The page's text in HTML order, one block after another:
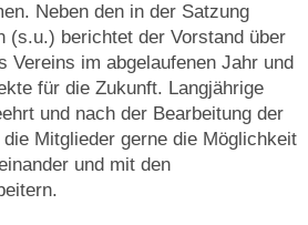
Neben den in der Satzung
(s.u.) berichtet der Vorstand über
Vereins im abgelaufenen Jahr und
für die Zukunft. Langjährige
und nach der Bearbeitung der
Mitglieder gerne die Möglichkeit
und mit den